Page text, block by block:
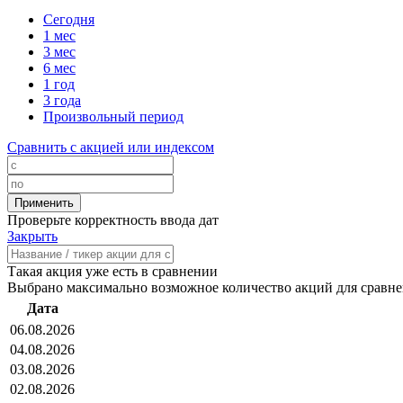
Сегодня
1 мес
3 мес
6 мес
1 год
3 года
Произвольный период
Сравнить с акцией или индексом
Проверьте корректность ввода дат
Закрыть
Такая акция уже есть в сравнении
Выбрано максимально возможное количество акций для
Дата
06.08.2026
04.08.2026
03.08.2026
02.08.2026